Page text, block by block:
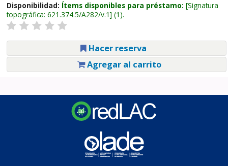
Disponibilidad: Ítems disponibles para préstamo: Signatura
topográfica: 621.374.5/A282/v.1 (1).
Hacer reserva
Agregar al carrito